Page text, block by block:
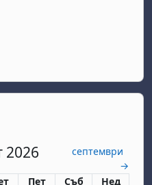
2026
септември
→
петък
Пет събота
Съб неделя
Нед